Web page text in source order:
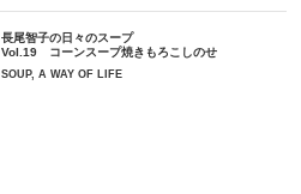
長尾智子の日々のスープ
Vol.19 コーンスープ焼きもろこしのせ
SOUP, A WAY OF LIFE